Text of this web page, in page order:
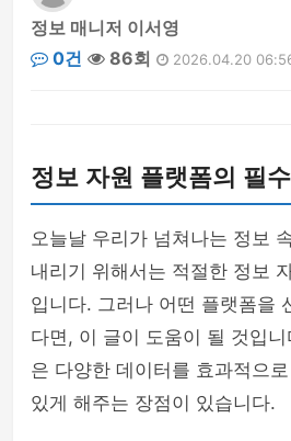
정보 매니저 이서영
0건
86회 2026.04.20
정보 자원 플랫폼의 필
오늘날 우리가 넘쳐나는 정보
내리기 위해서는 적절한 정보
입니다. 그러나 어떤 플랫폼을
다면, 이 글이 도움이 될 것입니
은 다양한 데이터를 효과적으
있게 해주는 장점이 있습니다.